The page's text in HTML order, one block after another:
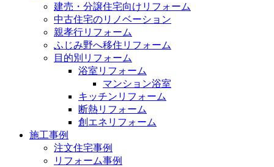
建売・分譲住宅向けリフォーム
中古住宅のリノベーション
親孝行リフォーム
ふじみ野へ移住リフォーム
目的別リフォーム
浴室リフォーム
マンション浴室
キッチンリフォーム
断熱リフォーム
創エネリフォーム
施工事例
注文住宅事例
リフォーム事例